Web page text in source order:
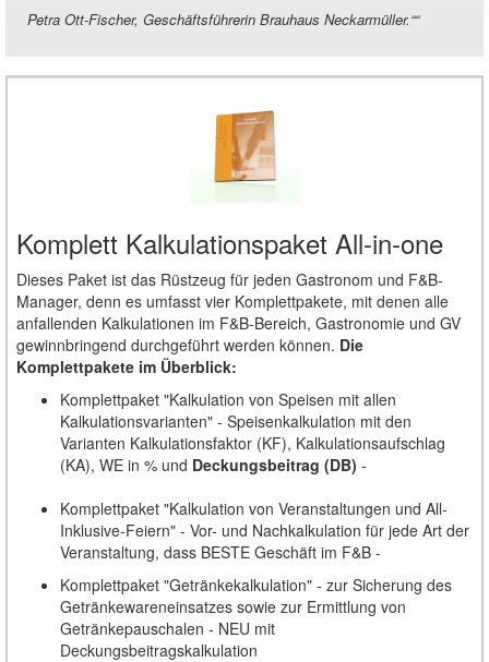
Petra Ott-Fischer, Geschäftsführerin Brauhaus Neckarmüller.““
Komplett Kalkulationspaket All-in-one
Dieses Paket ist das Rüstzeug für jeden Gastronom und F&B-
Manager, denn es umfasst vier Komplettpakete, mit denen alle
anfallenden Kalkulationen im F&B-Bereich, Gastronomie und GV
gewinnbringend durchgeführt werden können. Die
Komplettpakete im Überblick:
Komplettpaket "Kalkulation von Speisen mit allen
Kalkulationsvarianten" - Speisenkalkulation mit den
Varianten Kalkulationsfaktor (KF), Kalkulationsaufschlag
(KA), WE in % und Deckungsbeitrag (DB) -
Komplettpaket "Kalkulation von Veranstaltungen und All-
Inklusive-Feiern" - Vor- und Nachkalkulation für jede Art der
Veranstaltung, dass BESTE Geschäft im F&B -
Komplettpaket "Getränkekalkulation" - zur Sicherung des
Getränkewareneinsatzes sowie zur Ermittlung von
Getränkepauschalen - NEU mit
Deckungsbeitragskalkulation